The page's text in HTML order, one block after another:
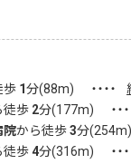
歩 1分(88m) ・・・・
徒歩 2分(177m) ・・・
院から徒歩3分(254m)
徒歩4分(316m) ・・・